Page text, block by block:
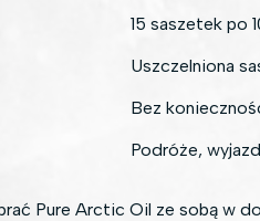
15 saszetek po
Uszczelniona
Bez
Podróże,
Pure Arctic Oil ze sobą w